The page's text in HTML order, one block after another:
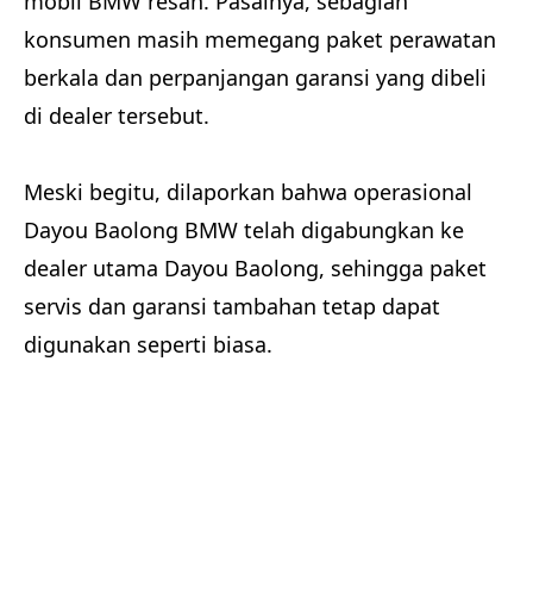
konsumen masih memegang paket perawatan
berkala dan perpanjangan garansi yang dibeli
di dealer tersebut.
Meski begitu, dilaporkan bahwa operasional
Dayou Baolong BMW telah digabungkan ke
dealer utama Dayou Baolong, sehingga paket
servis dan garansi tambahan tetap dapat
digunakan seperti biasa.